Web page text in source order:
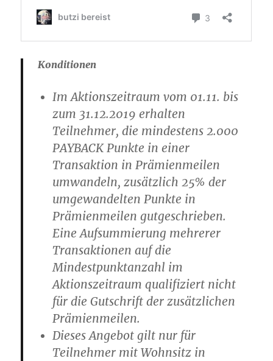
Konditionen
Im Aktionszeitraum vom 01.11. bis
zum 31.12.2019 erhalten
Teilnehmer, die mindestens 2.000
PAYBACK Punkte in einer
Transaktion in Prämienmeilen
umwandeln, zusätzlich 25% der
umgewandelten Punkte in
Prämienmeilen gutgeschrieben.
Eine Aufsummierung mehrerer
Transaktionen auf die
Mindestpunktanzahl im
Aktionszeitraum qualifiziert nicht
für die Gutschrift der zusätzlichen
Prämienmeilen.
Dieses Angebot gilt nur für
Teilnehmer mit Wohnsitz in